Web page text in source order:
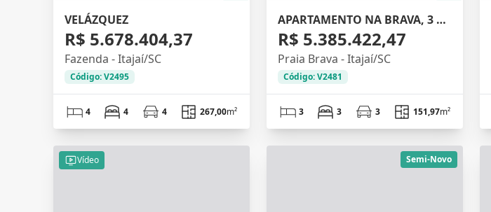
VELÁZQUEZ
R$ 5.678.404,37
Fazenda - Itajaí/SC
Código: V2495
4 4 4 267,00m²
APARTAMENTO NA BRAVA, 3 SUÍTES, 152M²
R$ 5.385.422,47
Praia Brava - Itajaí/SC
Código: V2481
3 3 3 151,97m²
Vídeo Semi-Novo